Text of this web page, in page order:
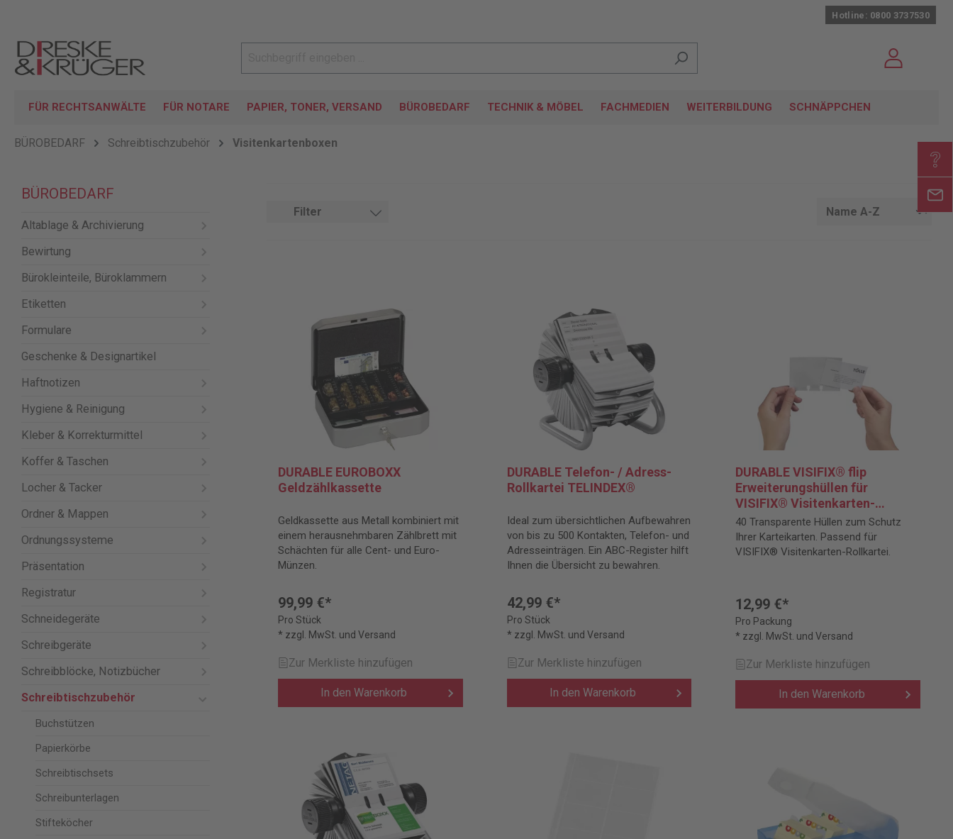
Hotline: 0800 3737530
FÜR RECHTSANWÄLTE FÜR NOTARE PAPIER, TONER, VERSAND BÜROBEDARF TECHNIK & MÖBEL FACHMEDIEN WEITERBILDUNG SCHNÄPPCHEN
BÜROBEDARF Schreibtischzubehör Visitenkartenboxen
BÜROBEDARF
Altablage & Archivierung
Bewirtung
Bürokleinteile, Büroklammern
Etiketten
Formulare
Geschenke & Designartikel
Haftnotizen
Hygiene & Reinigung
Kleber & Korrekturmittel
Koffer & Taschen
Locher & Tacker
Ordner & Mappen
Ordnungssysteme
Präsentation
Registratur
Schneidegeräte
Schreibgeräte
Schreibblöcke, Notizbücher
Schreibtischzubehör
Buchstützen
Papierkörbe
Schreibtischsets
Schreibunterlagen
Stifteköcher
Filter
DURABLE EUROBOXX
Geldzählkassette
Geldkassette aus Metall kombiniert mit
einem herausnehmbaren Zählbrett mit
Schächten für alle Cent- und Euro-
Münzen.
99,99 €*
Pro Stück
* zzgl. MwSt. und Versand
Zur Merkliste hinzufügen
In den Warenkorb
DURABLE Telefon- / Adress-
Rollkartei TELINDEX®
Ideal zum übersichtlichen Aufbewahren
von bis zu 500 Kontakten, Telefon- und
Adresseinträgen. Ein ABC-Register hilft
Ihnen die Übersicht zu bewahren.
42,99 €*
Pro Stück
* zzgl. MwSt. und Versand
Zur Merkliste hinzufügen
In den Warenkorb
DURABLE VISIFIX® flip
Erweiterungshüllen für
VISIFIX® Visitenkarten-
Rollkartei
40 Transparente Hüllen zum Schutz
Ihrer Karteikarten. Passend für
VISIFIX® Visitenkarten-Rollkartei.
12,99 €*
Pro Packung
* zzgl. MwSt. und Versand
Zur Merkliste hinzufügen
In den Warenkorb